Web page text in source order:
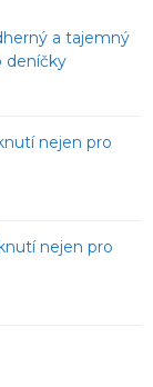
a tajemný
deníčky
nejen pro
nejen pro